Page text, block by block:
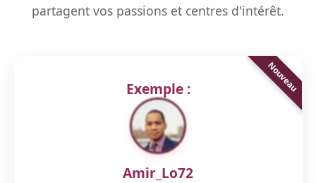
partagent vos passions et centres d'intérêt.
Exemple :
Amir_Lo72